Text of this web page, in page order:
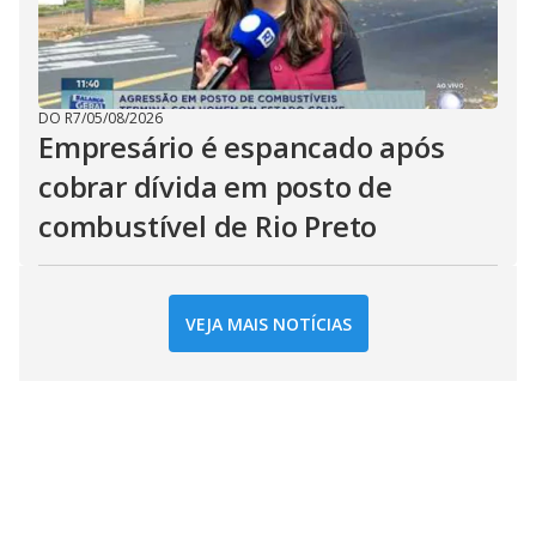
DO R7/05/08/2026
Empresário é espancado após
cobrar dívida em posto de
combustível de Rio Preto
VEJA MAIS NOTÍCIAS